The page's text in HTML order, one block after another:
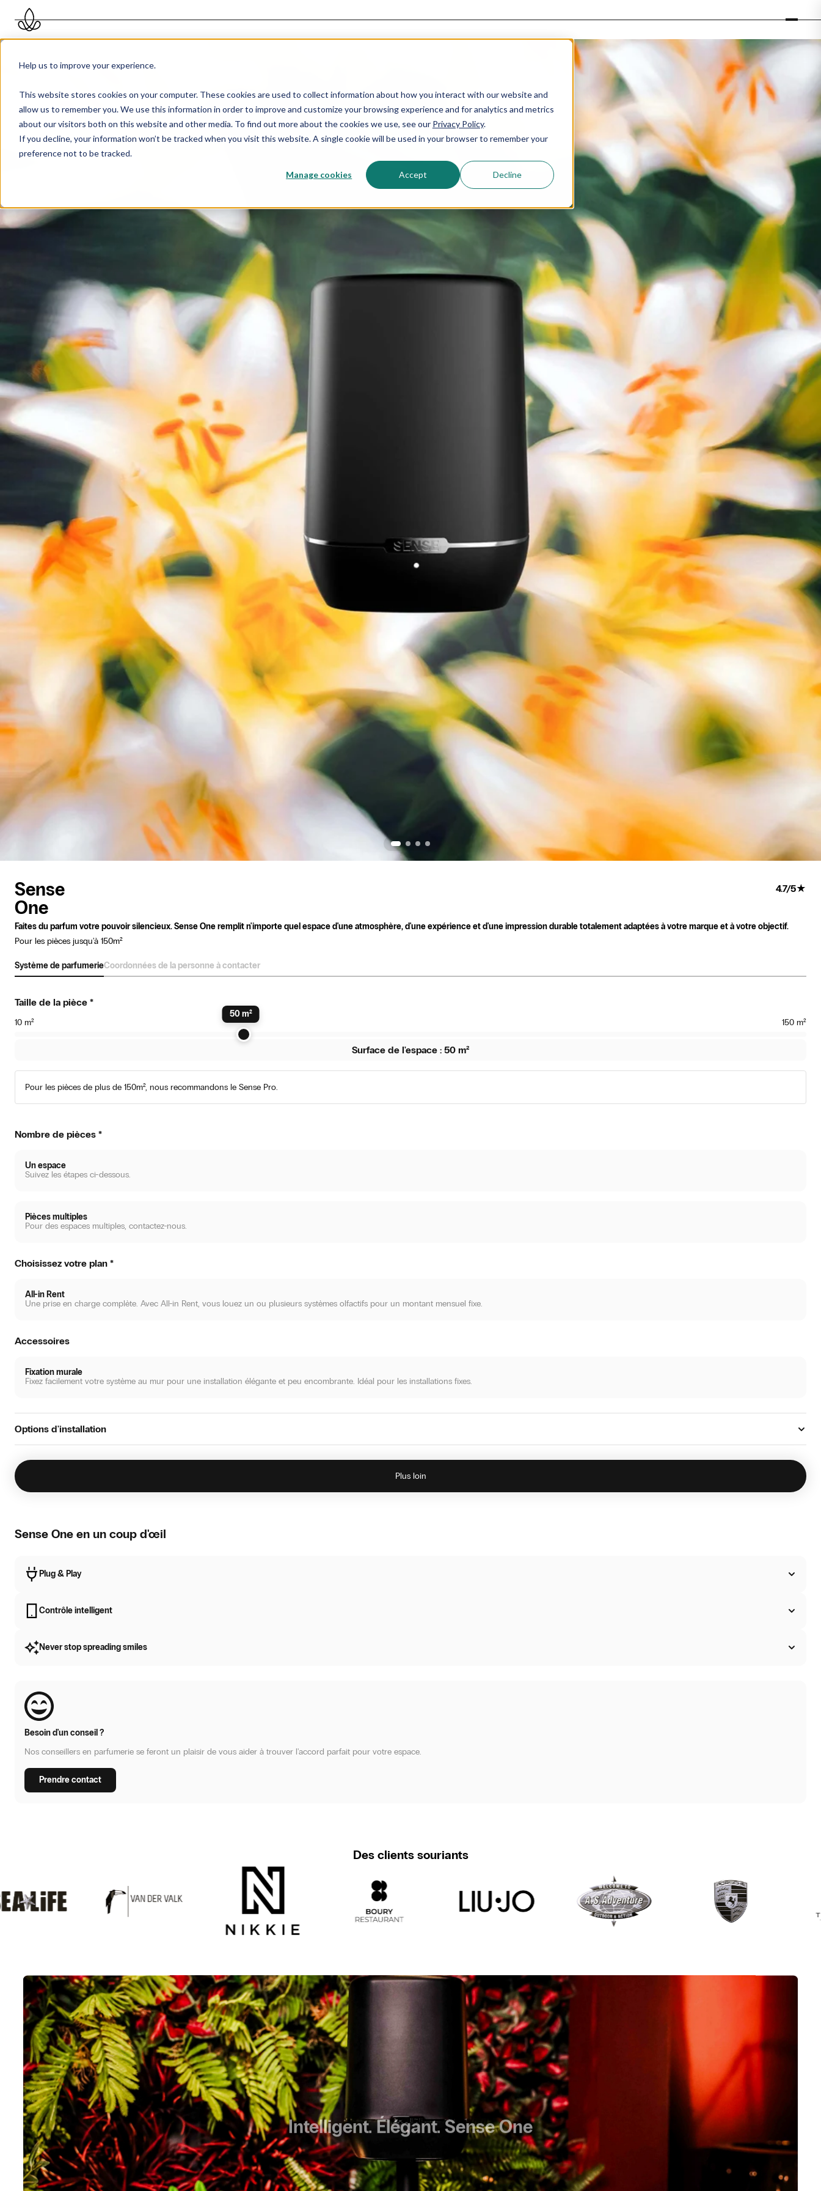
Help us to improve your experience.
This website stores cookies on your computer. These cookies are used to collect information about how you interact with our website and
allow us to remember you. We use this information in order to improve and customize your browsing experience and for analytics and metrics
about our visitors both on this website and other media. To find out more about the cookies we use, see our Privacy Policy.
If you decline, your information won’t be tracked when you visit this website. A single cookie will be used in your browser to remember your
preference not to be tracked.
Manage cookies Accept Decline
Sense
One
4.7/5★
Faites du parfum votre pouvoir silencieux. Sense One remplit n'importe quel espace d'une atmosphère, d'une expérience et d'une impression durable totalement adaptées à votre marque et à votre objectif.
Pour les pièces jusqu'à 150m²
Système de parfumerieCoordonnées de la personne à contacter
Taille de la pièce *
10 m² 150 m²
50m²
Surface de l'espace : 50 m²
Pour les pièces de plus de 150m², nous recommandons le Sense Pro.
Nombre de pièces *
Un espace
Suivez les étapes ci-dessous.
Pièces multiples
Pour des espaces multiples, contactez-nous.
Choisissez votre plan *
All-in Rent
Une prise en charge complète. Avec All-in Rent, vous louez un ou plusieurs systèmes olfactifs pour un montant mensuel fixe.
Accessoires
Fixation murale
Fixez facilement votre système au mur pour une installation élégante et peu encombrante. Idéal pour les installations fixes.
Options d'installation
Placez le système directement dans la pièce grâce à l'installation autonome simple.
Plus loin
Sense One en un coup d'œil
Plug & Play
Contrôle intelligent
Never stop spreading smiles
Besoin d'un conseil ?
Nos conseillers en parfumerie se feront un plaisir de vous aider à trouver l'accord parfait pour votre espace.
Prendre contact
Des clients souriants
Intelligent. Élégant. Sense One